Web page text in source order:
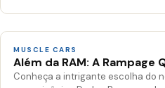
MUSCLE CARS
Além da RAM: A Rampage
Conheça a intrigante escolha do